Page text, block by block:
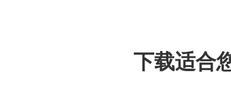
下载适合